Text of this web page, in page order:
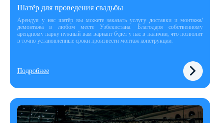
Шатёр для проведения свадьбы
Арендуя у нас шатёр вы можете заказать услугу доставки и монтажа/
демонтажа в любом месте Узбекистана. Благодаря собственному
арендному парку нужный вам вариант будет у нас в наличии, что позволит
в точно установленные сроки произвести монтаж конструкции.
Подробнее